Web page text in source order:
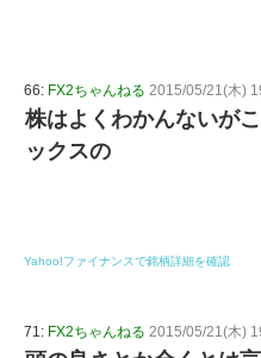
66: FX2ちゃんねる 2015/05/21(木)
株はよくわかんないが
ックスの
Yahoo!ファイナンスで銘柄詳細を確認
71: FX2ちゃんねる 2015/05/21(木)